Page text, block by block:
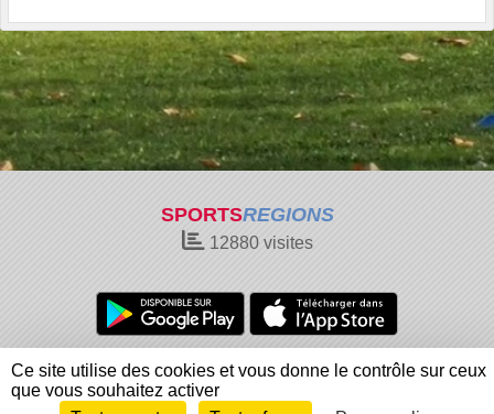
SPORTSREGIONS
12880visites
Charte cookies
Gestion des cookies
Informations légales
Signaler un contenu inapproprié
Ce site utilise des cookies et vous donne le contrôle sur ceux
que vous souhaitez activer